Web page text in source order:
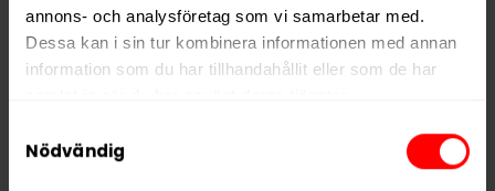
annons- och analysföretag som vi samarbetar med.
Dessa kan i sin tur kombinera informationen med annan
information som du har tillhandahållit eller som de har
We work with
who may receive and
Nödvändig
Med en tydlig inriktning påmode och livsstil
val hos många snusare. Företaget bakom